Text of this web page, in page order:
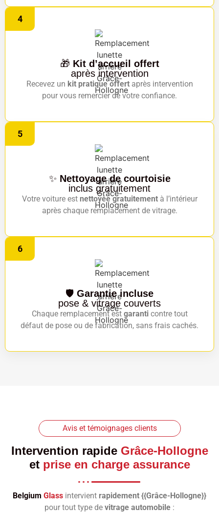
4
🎁 Kit d’accueil offert
après intervention
Recevez un kit pratique offertaprès intervention
pour vous remercier de votre confiance.
5
✨ Nettoyage de courtoisie
inclus gratuitement
Votre voiture est nettoyée gratuitementà l’intérieur
après chaque remplacement de vitrage.
6
🛡️ Garantie incluse
pose & vitrage couverts
Chaque remplacement est garanticontre tout
défaut de pose ou de fabrication, sans frais cachés.
Avis et témoignages clients
Intervention rapide Grâce-Hollogne
et prise en charge assurance
Belgium Glass intervient rapidement {{Grâce-Hollogne}}
pour tout type de vitrage automobile :